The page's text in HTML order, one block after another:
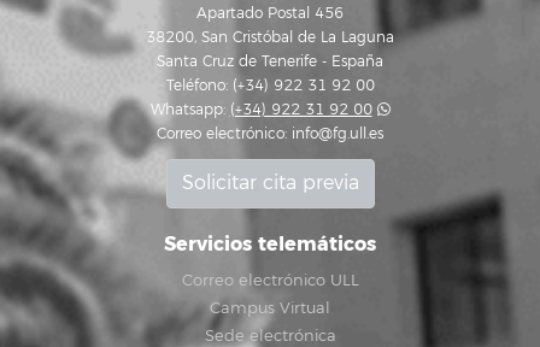
Apartado Postal 456
38200, San Cristóbal de La Laguna
Santa Cruz de Tenerife - España
Teléfono: (+34) 922 31 92 00
Whatsapp: (+34) 922 31 92 00
Correo electrónico: info@fg.ull.es
Solicitar cita previa
Servicios telemáticos
Correo electrónico ULL
Campus Virtual
Sede electrónica